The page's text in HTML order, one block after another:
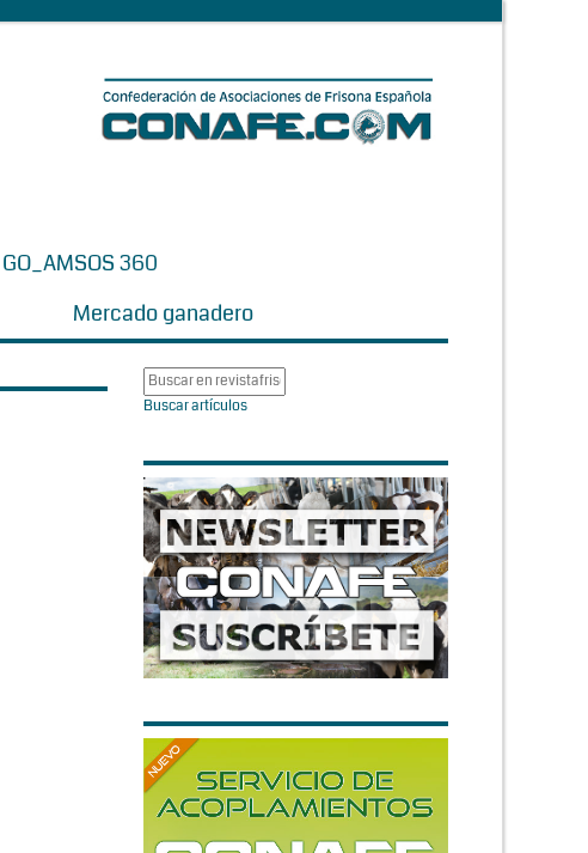
GO_AMSOS 360
Mercado ganadero
Buscar artículos